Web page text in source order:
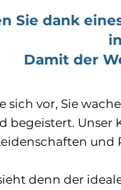
Sie dank
Damit der
sich vor, Sie
begeistert. Unser
und
denn der